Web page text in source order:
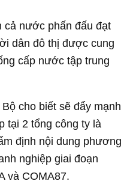
cả nước phấn đấu đạt
dân đô thị được cung
cấp nước tập trung
cho biết sẽ đẩy mạnh
tại 2 tổng công ty là
định nội dung phương
nghiệp giai đoạn
và COMA87.